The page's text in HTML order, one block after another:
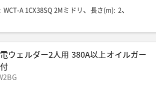
: WCT-A 1CX38SQ 2Mミドリ 長さ(m): 2
ウェルダー2人用 380A以上オイルガー